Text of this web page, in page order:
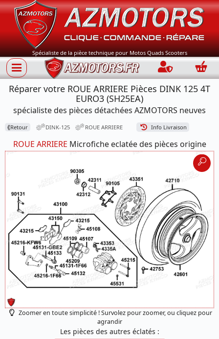
Spécialiste de la pièce technique pour Motos Quads Scooters
Connection
Réparer votre ROUE ARRIERE Pièces DINK 125 4T
EURO3 (SH25EA)
spécialiste des pièces détachées AZMOTORS neuves
⟪Retour DINK-125 ROUE ARRIERE Info Livraison
ROUE ARRIERE Microfiche eclatée des pièces origine
Zoomer en toute simplicité ! Survolez pour zoomer, ou cliquez pour
agrandir
Les pièces des autres éclatés :